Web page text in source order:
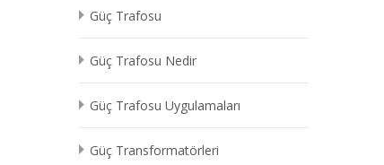
Güç Trafosu
Güç Trafosu Nedir
Güç Trafosu Uygulamaları
Güç Transformatörleri